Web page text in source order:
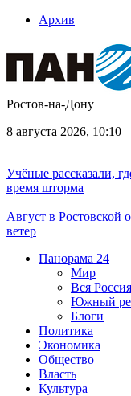
Архив
Ростов-на-Дону
8 августа 2026, 10:10
Учёные рассказали,
время шторма
Август в Ростовской
ветер
Панорама 24
Мир
Вся Россия
Южный
Блоги
Политика
Экономика
Общество
Власть
Культура